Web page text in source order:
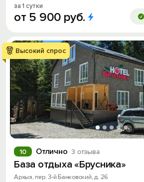
за 1 сутки
от 5 900 руб.
Высокий спрос
Отлично 3 отзыва
10
База отдыха «Брусника»
Архыз, пер. 3-й Банковский, д. 26